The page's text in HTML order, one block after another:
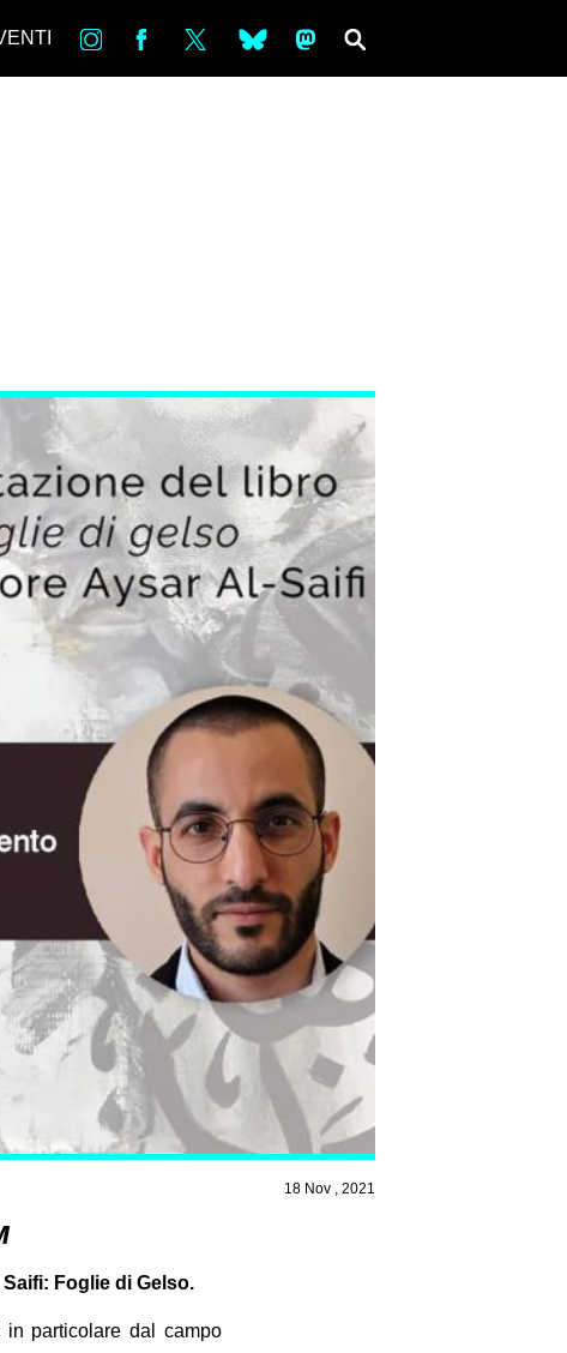
in bsky ms
18 Nov , 2021
Foglie di Gelso.
particolare dal campo